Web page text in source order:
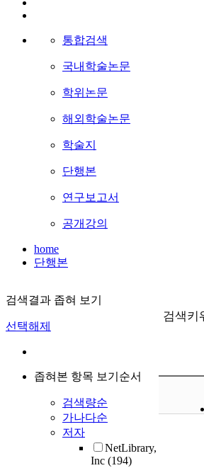
통합검색
국내학술논문
학위논문
해외학술논문
학술지
단행본
연구보고서
공개강의
home
단행본
검색결과 좁혀 보기
선택해제
좁혀본 항목 보기순서
검색량순
가나다순
저자
NetLibrary,
Inc (194)
검색키